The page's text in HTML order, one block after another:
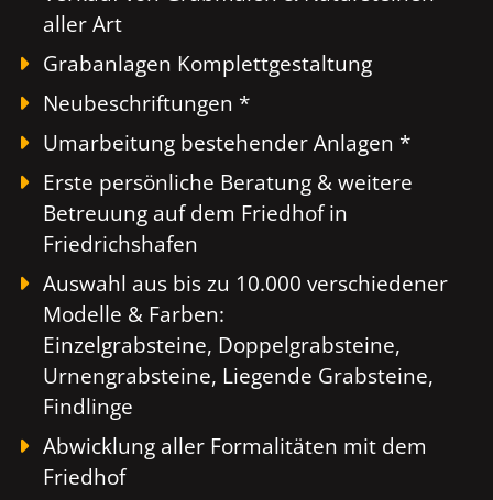
aller Art
Grabanlagen Komplettgestaltung
Neubeschriftungen *
Umarbeitung bestehender Anlagen *
Erste persönliche Beratung & weitere
Betreuung auf dem Friedhof in
Friedrichshafen
Auswahl aus bis zu 10.000 verschiedener
Modelle & Farben:
Einzelgrabsteine, Doppelgrabsteine,
Urnengrabsteine, Liegende Grabsteine,
Findlinge
Abwicklung aller Formalitäten mit dem
Friedhof